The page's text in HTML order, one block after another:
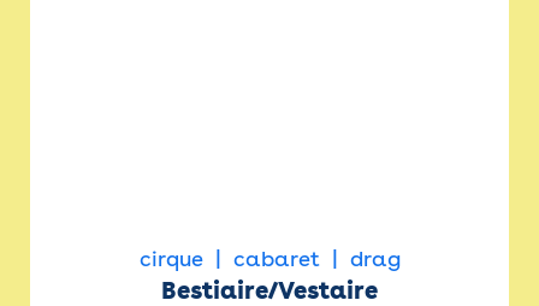
cirque cabaret drag
Bestiaire/Vestaire